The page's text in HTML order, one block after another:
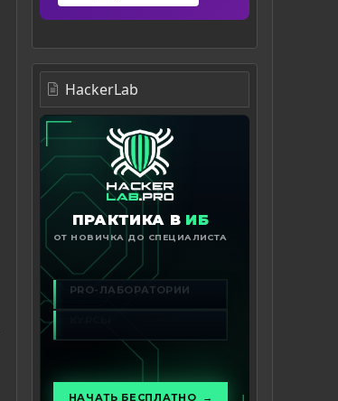
HackerLab